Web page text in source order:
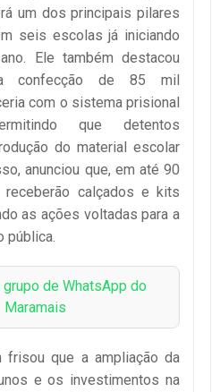
um dos principais pilares
seis escolas já iniciando
Ele também destacou
confecção de 85 mil
com o sistema prisional
que detentos
do material escolar
anunciou que, em até 90
calçados e kits
as ações voltadas para a
pública.
de WhatsApp do
Maramais
frisou que a ampliação da
e os investimentos na